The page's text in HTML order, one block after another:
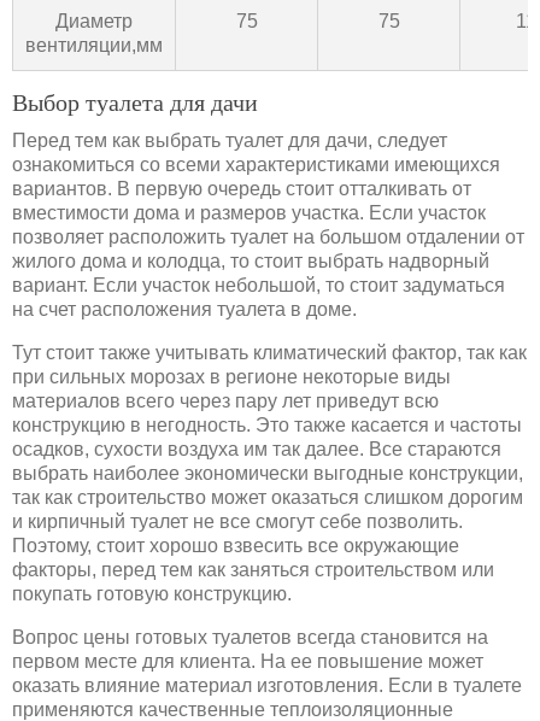
Диаметр
вентиляции,мм
75 75
Выбор туалета для дачи
Перед тем как выбрать туалет для дачи, следует
ознакомиться со всеми характеристиками имеющихся
вариантов. В первую очередь стоит отталкивать от
вместимости дома и размеров участка. Если участок
позволяет расположить туалет на большом отдалении от
жилого дома и колодца, то стоит выбрать надворный
вариант. Если участок небольшой, то стоит задуматься
на счет расположения туалета в доме.
Тут стоит также учитывать климатический фактор, так как
при сильных морозах в регионе некоторые виды
материалов всего через пару лет приведут всю
конструкцию в негодность. Это также касается и частоты
осадков, сухости воздуха им так далее. Все стараются
выбрать наиболее экономически выгодные конструкции,
так как строительство может оказаться слишком дорогим
и кирпичный туалет не все смогут себе позволить.
Поэтому, стоит хорошо взвесить все окружающие
факторы, перед тем как заняться строительством или
покупать готовую конструкцию.
Вопрос цены готовых туалетов всегда становится на
первом месте для клиента. На ее повышение может
оказать влияние материал изготовления. Если в туалете
применяются качественные теплоизоляционные